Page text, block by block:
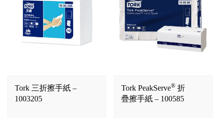
Tork 三折擦手紙 –
1003205
Tork PeakServe® 折
疊擦手紙 – 100585